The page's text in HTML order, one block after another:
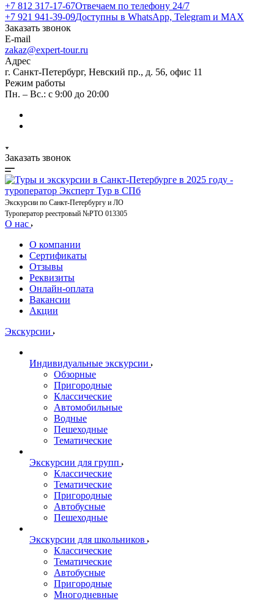
+7 812 317-17-67Отвечаем по телефону 24/7
+7 921 941-39-09Доступны в WhatsApp, Telegram и MAX
Заказать звонок
E-mail
zakaz@expert-tour.ru
Адрес
г. Санкт-Петербург, Невский пр., д. 56, офис 11
Режим работы
Пн. – Вс.: с 9:00 до 20:00
Заказать звонок
Экскурсии по Санкт-Петербургу и ЛО
Туроператор реестровый №РТО 013305
О нас
О компании
Сертификаты
Отзывы
Реквизиты
Онлайн-оплата
Вакансии
Акции
Экскурсии
Индивидуальные экскурсии
Обзорные
Пригородные
Классические
Автомобильные
Водные
Пешеходные
Тематические
Экскурсии для групп
Классические
Тематические
Пригородные
Автобусные
Пешеходные
Экскурсии для школьников
Классические
Тематические
Автобусные
Пригородные
Многодневные